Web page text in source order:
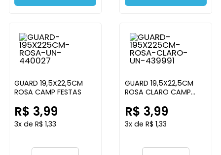
GUARD 19,5X22,5CM
ROSA CAMP FESTAS
R$ 3,99
3x de R$ 1,33
GUARD 19,5X22,5CM
ROSA CLARO CAMP
R$ 3,99
3x de R$ 1,33